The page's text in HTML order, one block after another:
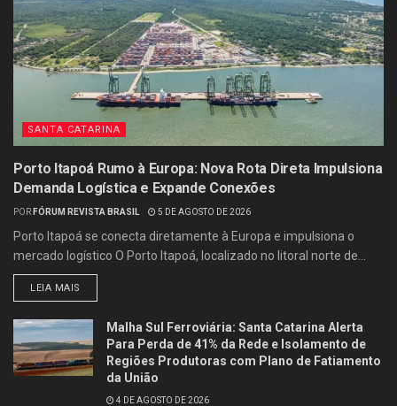
SANTA CATARINA
Porto Itapoá Rumo à Europa: Nova Rota Direta Impulsiona
Demanda Logística e Expande Conexões
POR FÓRUM REVISTA BRASIL 5 DE AGOSTO DE 2026
Porto Itapoá se conecta diretamente à Europa e impulsiona o
mercado logístico O Porto Itapoá, localizado no litoral norte de...
LEIA MAIS
Malha Sul Ferroviária: Santa Catarina Alerta
Para Perda de 41% da Rede e Isolamento de
Regiões Produtoras com Plano de Fatiamento
da União
4 DE AGOSTO DE 2026